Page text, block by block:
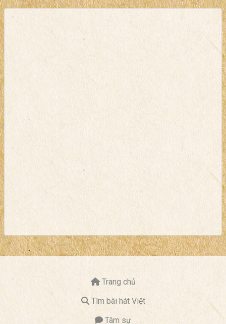
Trang chủ
Tìm bài hát Việt
Tâm sự